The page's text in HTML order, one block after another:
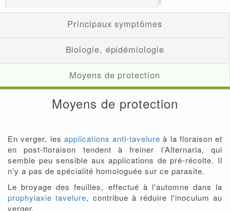
Principaux symptômes
Biologie, épidémiologie
Moyens de protection
Moyens de protection
En verger, les applications anti-tavelure à la floraison et
en post-floraison tendent à freiner l’Alternaria, qui
semble peu sensible aux applications de pré-récolte. Il
n'y a pas de spécialité homologuée sur ce parasite.
Le broyage des feuilles, effectué à l'automne dans la
prophylaxie tavelure, contribue à réduire l'inoculum au
verger.